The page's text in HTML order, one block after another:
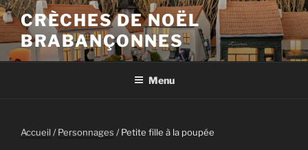
Aller
au
contenu
principal
CRÈCHES DE NOËL
BRABANÇONNES
Menu
Accueil /Personnages / Petite fille à la poupée